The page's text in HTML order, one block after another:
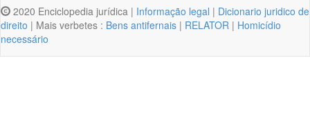
2020 Enciclopedia jurídica | Informação legal | Dicionario juridico de
direito | Mais verbetes : Bens antifernais | RELATOR | Homicídio
necessário